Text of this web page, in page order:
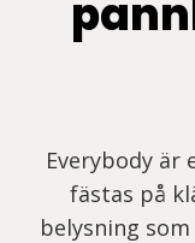
Everybody är
fästas på
belysning